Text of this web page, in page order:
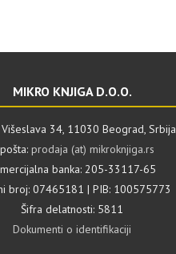
MIKRO KNJIGA D.O.O.
34, 11030 Beograd, Srbija
prodaja (at) mikroknjiga.rs
banka: 205-33117-65
broj: 07465181 | PIB: 100575773
Šifra delatnosti: 5811
Dokumenti o identifikaciji